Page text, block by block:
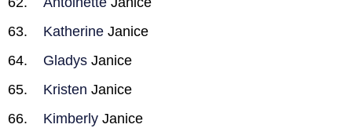
Katherine Janice
Gladys Janice
Kristen Janice
Kimberly Janice